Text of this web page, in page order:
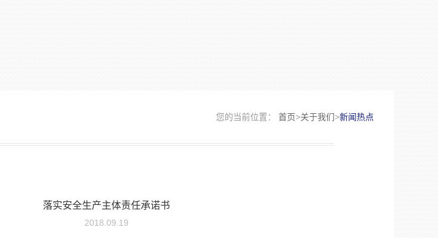
您的当前位置： 首页>关于我们>新闻热点
落实安全生产主体责任承诺书
2018.09.19